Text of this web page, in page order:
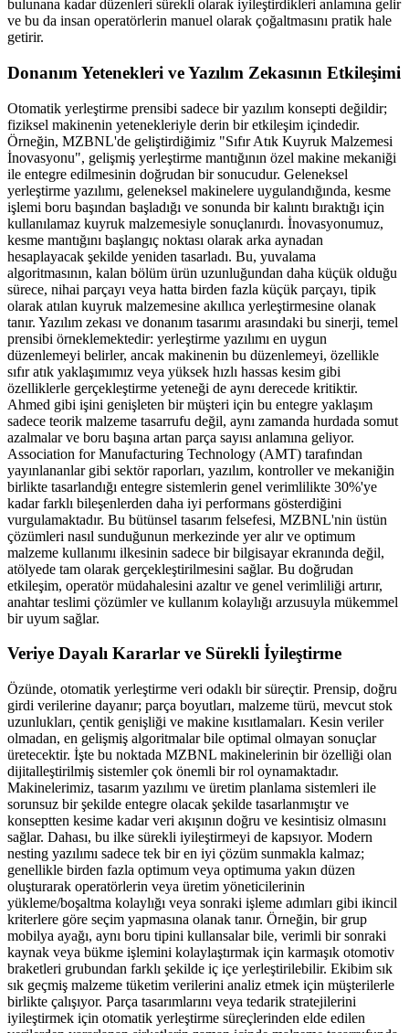
bulunana kadar düzenleri sürekli olarak iyileştirdikleri anlamına gelir
ve bu da insan operatörlerin manuel olarak çoğaltmasını pratik hale
getirir.
Donanım Yetenekleri ve Yazılım Zekasının Etkileşimi
Otomatik yerleştirme prensibi sadece bir yazılım konsepti değildir;
fiziksel makinenin yetenekleriyle derin bir etkileşim içindedir.
Örneğin, MZBNL'de geliştirdiğimiz "Sıfır Atık Kuyruk Malzemesi
İnovasyonu", gelişmiş yerleştirme mantığının özel makine mekaniği
ile entegre edilmesinin doğrudan bir sonucudur. Geleneksel
yerleştirme yazılımı, geleneksel makinelere uygulandığında, kesme
işlemi boru başından başladığı ve sonunda bir kalıntı bıraktığı için
kullanılamaz kuyruk malzemesiyle sonuçlanırdı. İnovasyonumuz,
kesme mantığını başlangıç noktası olarak arka aynadan
hesaplayacak şekilde yeniden tasarladı. Bu, yuvalama
algoritmasının, kalan bölüm ürün uzunluğundan daha küçük olduğu
sürece, nihai parçayı veya hatta birden fazla küçük parçayı, tipik
olarak atılan kuyruk malzemesine akıllıca yerleştirmesine olanak
tanır. Yazılım zekası ve donanım tasarımı arasındaki bu sinerji, temel
prensibi örneklemektedir: yerleştirme yazılımı en uygun
düzenlemeyi belirler, ancak makinenin bu düzenlemeyi, özellikle
sıfır atık yaklaşımımız veya yüksek hızlı hassas kesim gibi
özelliklerle gerçekleştirme yeteneği de aynı derecede kritiktir.
Ahmed gibi işini genişleten bir müşteri için bu entegre yaklaşım
sadece teorik malzeme tasarrufu değil, aynı zamanda hurdada somut
azalmalar ve boru başına artan parça sayısı anlamına geliyor.
Association for Manufacturing Technology (AMT) tarafından
yayınlananlar gibi sektör raporları, yazılım, kontroller ve mekaniğin
birlikte tasarlandığı entegre sistemlerin genel verimlilikte 30%'ye
kadar farklı bileşenlerden daha iyi performans gösterdiğini
vurgulamaktadır. Bu bütünsel tasarım felsefesi, MZBNL'nin üstün
çözümleri nasıl sunduğunun merkezinde yer alır ve optimum
malzeme kullanımı ilkesinin sadece bir bilgisayar ekranında değil,
atölyede tam olarak gerçekleştirilmesini sağlar. Bu doğrudan
etkileşim, operatör müdahalesini azaltır ve genel verimliliği artırır,
anahtar teslimi çözümler ve kullanım kolaylığı arzusuyla mükemmel
bir uyum sağlar.
Veriye Dayalı Kararlar ve Sürekli İyileştirme
Özünde, otomatik yerleştirme veri odaklı bir süreçtir. Prensip, doğru
girdi verilerine dayanır; parça boyutları, malzeme türü, mevcut stok
uzunlukları, çentik genişliği ve makine kısıtlamaları. Kesin veriler
olmadan, en gelişmiş algoritmalar bile optimal olmayan sonuçlar
üretecektir. İşte bu noktada MZBNL makinelerinin bir özelliği olan
dijitalleştirilmiş sistemler çok önemli bir rol oynamaktadır.
Makinelerimiz, tasarım yazılımı ve üretim planlama sistemleri ile
sorunsuz bir şekilde entegre olacak şekilde tasarlanmıştır ve
konseptten kesime kadar veri akışının doğru ve kesintisiz olmasını
sağlar. Dahası, bu ilke sürekli iyileştirmeyi de kapsıyor. Modern
nesting yazılımı sadece tek bir en iyi çözüm sunmakla kalmaz;
genellikle birden fazla optimum veya optimuma yakın düzen
oluşturarak operatörlerin veya üretim yöneticilerinin
yükleme/boşaltma kolaylığı veya sonraki işleme adımları gibi ikincil
kriterlere göre seçim yapmasına olanak tanır. Örneğin, bir grup
mobilya ayağı, aynı boru tipini kullansalar bile, verimli bir sonraki
kaynak veya bükme işlemini kolaylaştırmak için karmaşık otomotiv
braketleri grubundan farklı şekilde iç içe yerleştirilebilir. Ekibim sık
sık geçmiş malzeme tüketim verilerini analiz etmek için müşterilerle
birlikte çalışıyor. Parça tasarımlarını veya tedarik stratejilerini
iyileştirmek için otomatik yerleştirme süreçlerinden elde edilen